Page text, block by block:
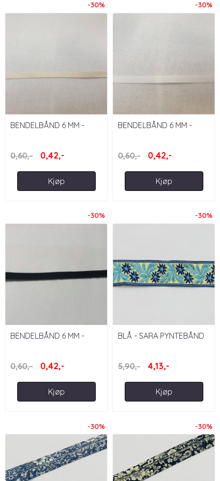
-30%
BENDELBÅND 6 MM -
0,60,-
0,42,-
Kjøp
-30%
BENDELBÅND 6 MM -
0,60,-
0,42,-
Kjøp
-30%
BENDELBÅND 6 MM -
0,60,-
0,42,-
Kjøp
-30%
BLÅ - SARA PYNTEBÅND
5,90,-
4,13,-
Kjøp
-30% -30%